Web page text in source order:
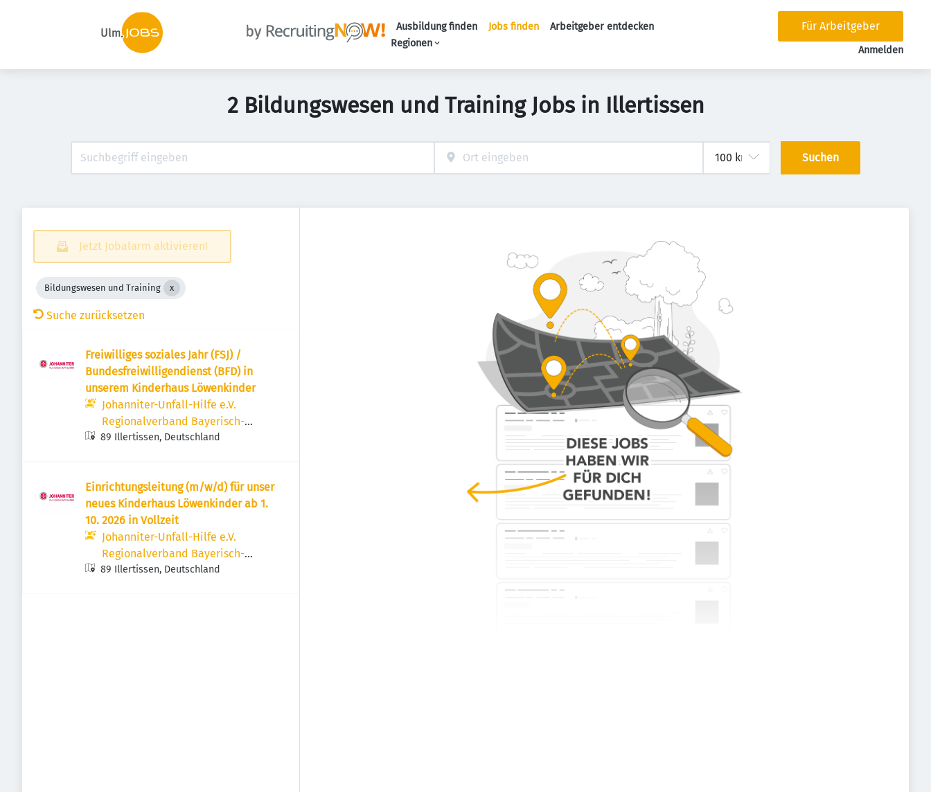
Ausbildung finden Jobs finden
Arbeitgeber entdecken
Regionen
Für Arbeitgeber
Anmelden
2 Bildungswesen und Training Jobs in Illertissen
Suchen
Jetzt Jobalarm aktivieren!
Bildungswesen und Training
Suche zurücksetzen
Freiwilliges soziales Jahr (FSJ) /
Bundesfreiwilligendienst (BFD) in
unserem Kinderhaus Löwenkinder
Johanniter-Unfall-Hilfe e.V.
Regionalverband Bayerisch-
Schwaben
89 Illertissen, Deutschland
Einrichtungsleitung (m/w/d) für unser
neues Kinderhaus Löwenkinder ab 1.
10. 2026 in Vollzeit
Johanniter-Unfall-Hilfe e.V.
Regionalverband Bayerisch-
Schwaben
89 Illertissen, Deutschland